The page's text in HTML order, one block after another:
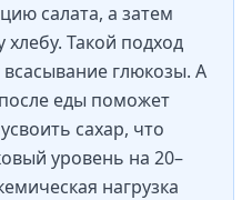
салата, а затем
Такой подход
глюкозы. А
еды поможет
сахар, что
уровень на 20–
нагрузка